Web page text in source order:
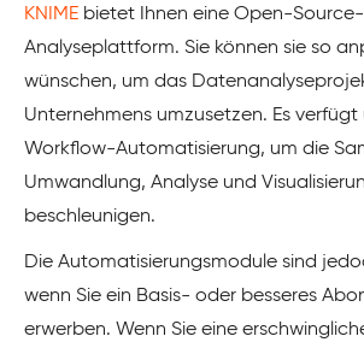
KNIME bietet Ihnen eine Open-Source-
Analyseplattform. Sie können sie so
wünschen, um das
Unternehmens umzusetzen. Es
Workflow-Automatisierung, um die
Umwandlung, Analyse und
beschleunigen.
Die Automatisierungsmodule sind
wenn Sie ein Basis- oder besseres
erwerben. Wenn Sie eine